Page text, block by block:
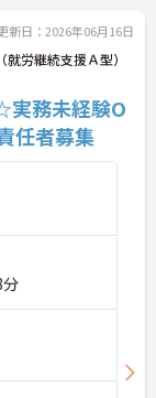
新日：2026年06月16日
労継続支援Ａ型）
実務未経験O
任者募集